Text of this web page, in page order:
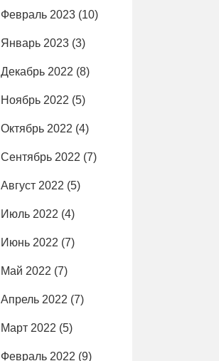
Февраль 2023 (10)
Январь 2023 (3)
Декабрь 2022 (8)
Ноябрь 2022 (5)
Октябрь 2022 (4)
Сентябрь 2022 (7)
Август 2022 (5)
Июль 2022 (4)
Июнь 2022 (7)
Май 2022 (7)
Апрель 2022 (7)
Март 2022 (5)
Февраль 2022 (9)